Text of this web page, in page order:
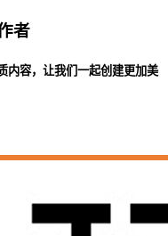
者
内容，让我们一起创建更加美